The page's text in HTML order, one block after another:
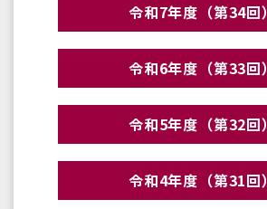
令和7年度（第34回）
令和6年度（第33回）
令和5年度（第32回）
令和4年度（第31回）